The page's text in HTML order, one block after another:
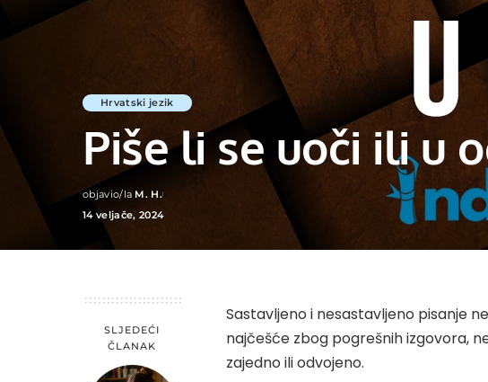
Hrvatski jezik
Piše li se uoči ili u
Posted
by
objavio/la M. H.
14 veljače, 2024
SLJEDEĆI
ČLANAK
Sastavljeno i nesastavljeno pisanje
najčešće zbog pogrešnih izgovora,
zajedno ili odvojeno.